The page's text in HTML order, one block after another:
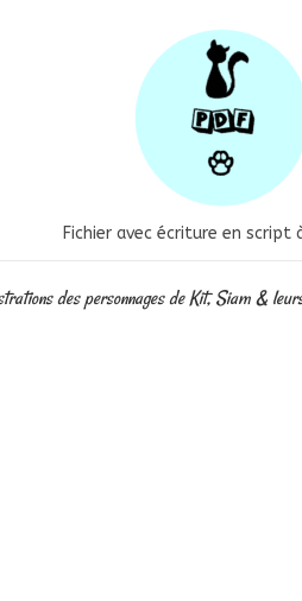
Fichier avec écriture en script
des personnages de Kit, Siam &